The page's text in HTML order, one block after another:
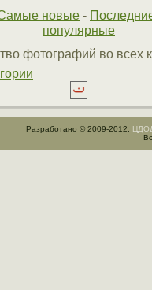
новые -
популярные
фотографий во всех
Разработано © 2009-2012.